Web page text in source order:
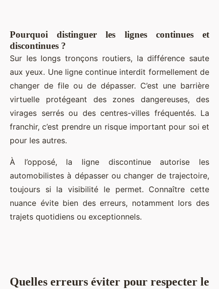
Pourquoi distinguer les lignes continues et
discontinues ?
Sur les longs tronçons routiers, la différence saute
aux yeux. Une ligne continue interdit formellement de
changer de file ou de dépasser. C’est une barrière
virtuelle protégeant des zones dangereuses, des
virages serrés ou des centres-villes fréquentés. La
franchir, c’est prendre un risque important pour soi et
pour les autres.
À l’opposé, la ligne discontinue autorise les
automobilistes à dépasser ou changer de trajectoire,
toujours si la visibilité le permet. Connaître cette
nuance évite bien des erreurs, notamment lors des
trajets quotidiens ou exceptionnels.
Quelles erreurs éviter pour respecter le